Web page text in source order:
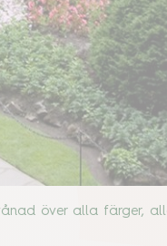
över alla färger,